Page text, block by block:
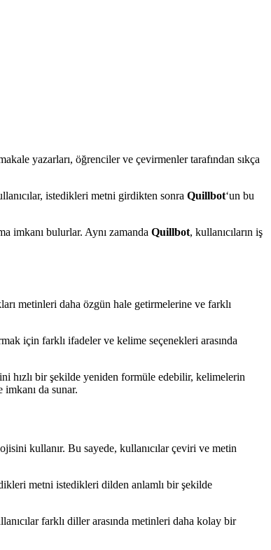
yazarları, öğrenciler ve çevirmenler tarafından sıkça
istedikleri metni girdikten sonra Quillbot‘un bu
imkanı bulurlar. Aynı zamanda Quillbot, kullanıcıların iş
metinleri daha özgün hale getirmelerine ve farklı
için farklı ifadeler ve kelime seçenekleri arasında
hızlı bir şekilde yeniden formüle edebilir, kelimelerin
da sunar.
kullanır. Bu sayede, kullanıcılar çeviri ve metin
metni istedikleri dilden anlamlı bir şekilde
farklı diller arasında metinleri daha kolay bir